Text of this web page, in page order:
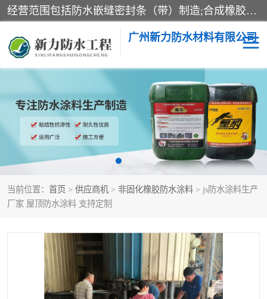
经营范围包括防水嵌缝密封条（带）制造;合成橡胶制造（监控化学品、危险化学品除外）;沥青混合物制造;防水胶粘带制造;其他合成材料制造（监控化学品、危险化学品除外）;涂料制造（监控化学品、危险化学品除外）;建筑结构防水补漏;防水建筑材料制造;粘合剂制造（监控化学品、危险化学品除外）;涂料零售;广州新力防水材料有限公司具有1处分支机构。
广州新力防水材料有限公司
当前位置： 首页 > 供应商机 > 非固化橡胶防水涂料 > js防水涂料生产
厂家 屋顶防水涂料 支持定制
黑豹防水胶 建筑108胶水
乳化沥青防水涂料 自粘卷材
非固化橡胶防水涂料